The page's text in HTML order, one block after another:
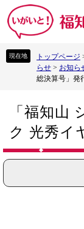
ー
ニ
へ
トップページ
らせ > お知ら
総決算号」発
「福知山
ク 光秀イ